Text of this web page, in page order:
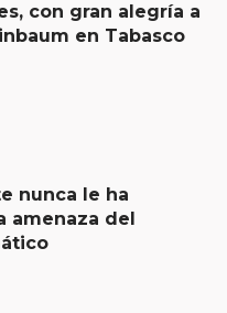
con gran alegría a
en Tabasco
nunca le ha
amenaza del